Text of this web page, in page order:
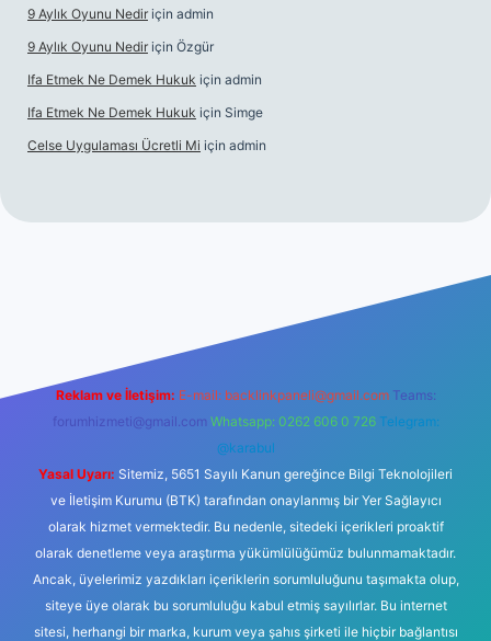
9 Aylık Oyunu Nedir için admin
9 Aylık Oyunu Nedir için Özgür
Ifa Etmek Ne Demek Hukuk için admin
Ifa Etmek Ne Demek Hukuk için Simge
Celse Uygulaması Ücretli Mi için admin
Reklam ve İletişim: E-mail: backlinkpaneli@gmail.com Teams:
forumhizmeti@gmail.com Whatsapp: 0262 606 0 726 Telegram:
@karabul
Yasal Uyarı: Sitemiz, 5651 Sayılı Kanun gereğince Bilgi Teknolojileri
ve İletişim Kurumu (BTK) tarafından onaylanmış bir Yer Sağlayıcı
olarak hizmet vermektedir. Bu nedenle, sitedeki içerikleri proaktif
olarak denetleme veya araştırma yükümlülüğümüz bulunmamaktadır.
Ancak, üyelerimiz yazdıkları içeriklerin sorumluluğunu taşımakta olup,
siteye üye olarak bu sorumluluğu kabul etmiş sayılırlar. Bu internet
sitesi, herhangi bir marka, kurum veya şahıs şirketi ile hiçbir bağlantısı